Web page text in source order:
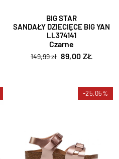
BIG STAR
SANDAŁY DZIECIĘCE BIG YAN
LL374141
Czarne
149,99 zł 89,00 ZŁ
-25,05%